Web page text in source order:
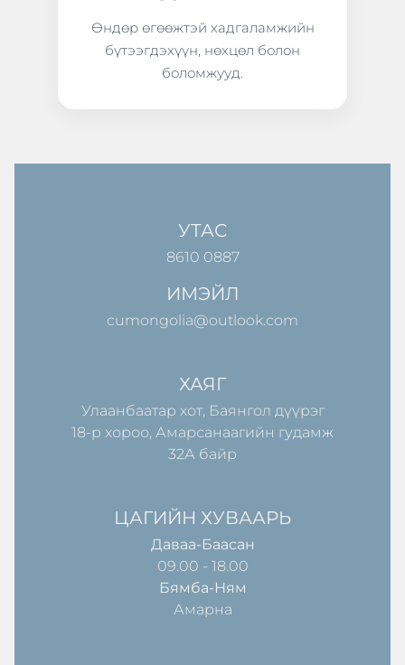
Өндөр өгөөжтэй хадгаламжийн
бүтээгдэхүүн, нөхцөл болон
боломжууд.
УТАС
8610 0887
ИМЭЙЛ
cumongolia@outlook.com
ХАЯГ
Улаанбаатар хот, Баянгол дүүрэг
18-р хороо, Амарсанаагийн гудамж
32А байр
ЦАГИЙН ХУВААРЬ
Даваа-Баасан
09.00 - 18.00
Бямба-Ням
Амарна